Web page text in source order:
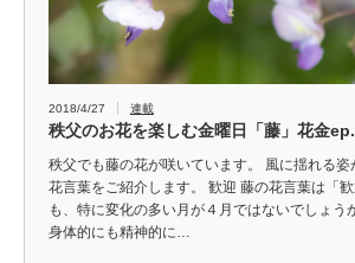
2018/4/27 連載
秩父のお花を楽しむ金曜日「藤」花金
秩父でも藤の花が咲いています。 風に揺れる
花言葉をご紹介します。 歓迎 藤の花言葉は「
も、特に変化の多い月が４月ではないでしょう
身体的にも精神的に…